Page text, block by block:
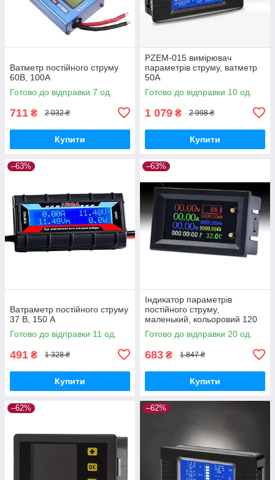
Ватметр постійного струму
60В, 100А
Готово до відправки 7 од.
711 ₴ 2 032 ₴
Купити
PZEM-015 вимірювач
параметрів струму, ватметр
50А
Готово до відправки 10 од.
1 079 ₴ 2 998 ₴
Купити
–63%
Ватраметр постійного струму
37 В, 150 А
Готово до відправки 11 од.
491 ₴ 1 328 ₴
Купити
–63%
Індикатор параметрів
постійного струму,
маленький, кольоровий 120
В, 20 А
Готово до відправки 20 од.
683 ₴ 1 847 ₴
Купити
–62% –62%